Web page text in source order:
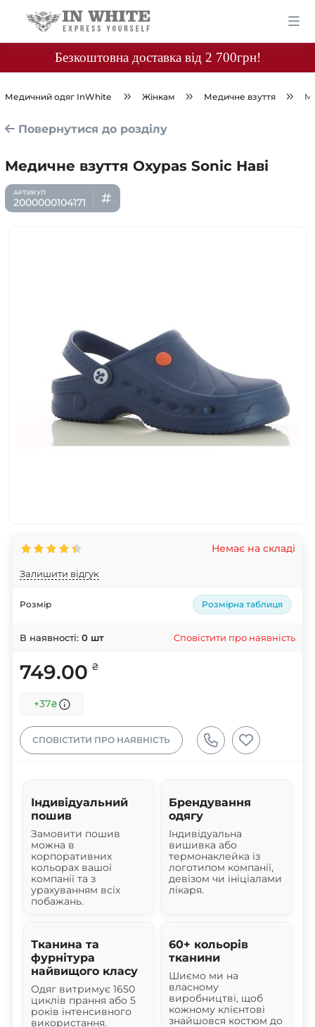
Безкоштовна доставка від 2 700грн!
Медичний одяг InWhite Жінкам Медичне взуття
Повернутися до розділу
Медичне взуття Oxypas Sonic Наві
2000000104171
Залишити відгук
Немає на складі
Розмір Розмірна таблиця
В наявності: 0 шт Сповістити про наявність
749.00 ₴
+37₴
СПОВІСТИТИ ПРО НАЯВНІСТЬ
Індивідуальний
пошив
Замовити пошив
можна в
корпоративних
кольорах вашої
компанії та з
урахуванням всіх
побажань.
Брендування
одягу
Індивідуальна
вишивка або
термонаклейка із
логотипом компанії,
девізом чи ініціалами
лікаря.
Тканина та
фурнітура
найвищого класу
Одяг витримує 1650
циклів прання або 5
років інтенсивного
використання.
60+ кольорів
тканини
Шиємо ми на
власному
виробництві, щоб
кожному клієнтові
знайшовся костюм до